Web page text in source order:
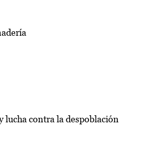
lucha contra la despoblación